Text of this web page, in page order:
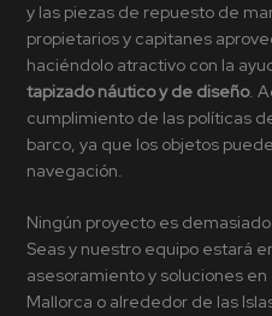
y las piezas de repuesto de
propietarios y capitanes
haciéndolo atractivo con la
tapizado náuticoy de diseño.
cumplimiento de las políticas
barco, ya que los objetos
navegación.
Ningún proyecto es
Seas y nuestro equipo estará
asesoramiento y soluciones
Mallorca o alrededor de las